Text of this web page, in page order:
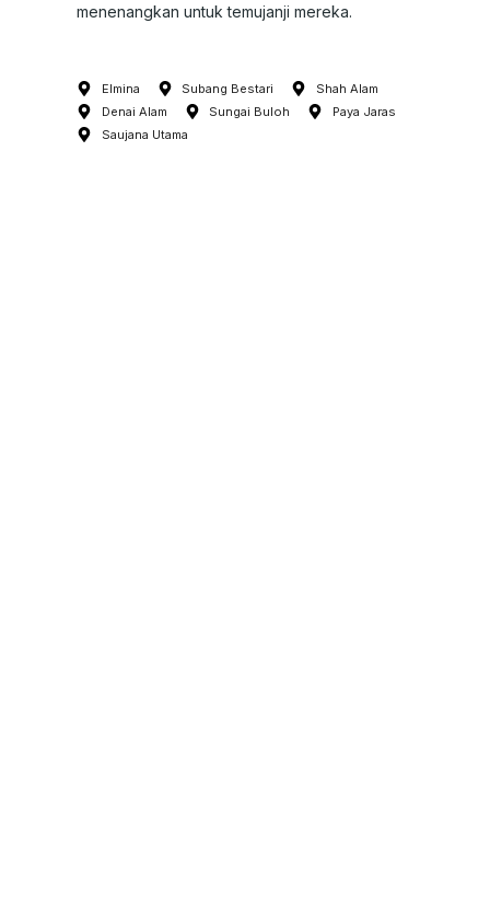
menenangkan untuk temujanji mereka.
Elmina Subang Bestari
Shah Alam
Denai Alam
Sungai Buloh
Paya Jaras
Saujana Utama